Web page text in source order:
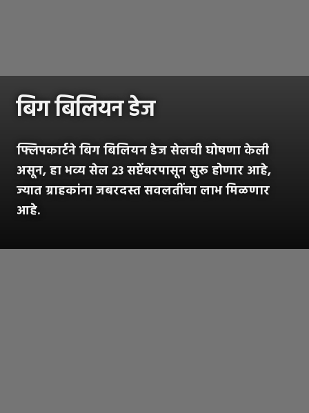
बिग बिलियन डेज
फ्लिपकार्टने बिग बिलियन डेज सेलची घोषणा केली
असून, हा भव्य सेल २३ सप्टेंबरपासून सुरू होणार आहे,
ज्यात ग्राहकांना जबरदस्त सवलतींचा लाभ मिळणार
आहे.